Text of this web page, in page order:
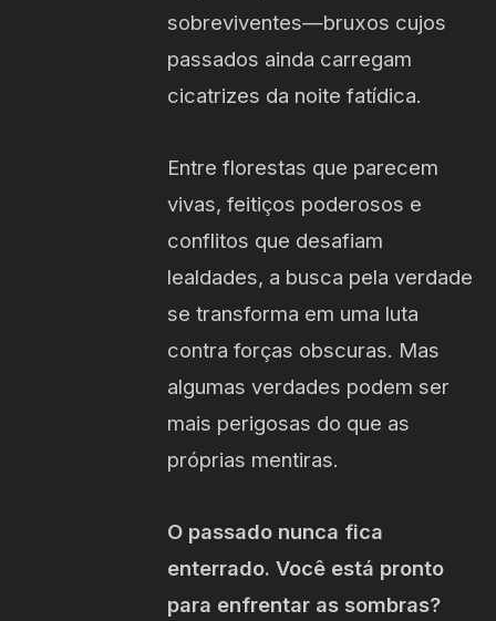
sobreviventes—bruxos cujos
passados ainda carregam
cicatrizes da noite fatídica.
Entre florestas que parecem
vivas, feitiços poderosos e
conflitos que desafiam
lealdades, a busca pela verdade
se transforma em uma luta
contra forças obscuras. Mas
algumas verdades podem ser
mais perigosas do que as
próprias mentiras.
O passado nunca fica
enterrado. Você está pronto
para enfrentar as sombras?